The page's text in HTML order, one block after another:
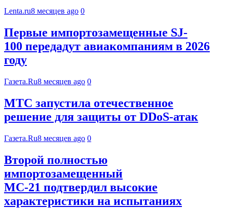
Lenta.ru8 месяцев ago 0
Первые импортозамещенные SJ-
100 передадут авиакомпаниям в 2026
году
Газета.Ru8 месяцев ago 0
МТС запустила отечественное
решение для защиты от DDoS-атак
Газета.Ru8 месяцев ago 0
Второй полностью
импортозамещенный
МС-21 подтвердил высокие
характеристики на испытаниях